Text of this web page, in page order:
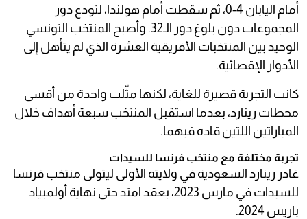
أمام اليابان 4-0، ثم سقطت أمام هولندا، لتودع دور
المجموعات دون بلوغ دور الـ32. وأصبح المنتخب التونسي
الوحيد بين المنتخبات الأفريقية العشرة الذي لم يتأهل إلى
الأدوار الإقصائية.
كانت التجربة قصيرة للغاية، لكنها مثّلت واحدة من أقسى
محطات رينارد، بعدما استقبل المنتخب سبعة أهداف خلال
المباراتين اللتين قاده فيهما.
تجربة مختلفة مع منتخب فرنسا للسيدات
غادر رينارد السعودية في ولايته الأولى ليتولى منتخب فرنسا
للسيدات في مارس 2023، بعقد امتد حتى نهاية أولمبياد
باريس 2024.